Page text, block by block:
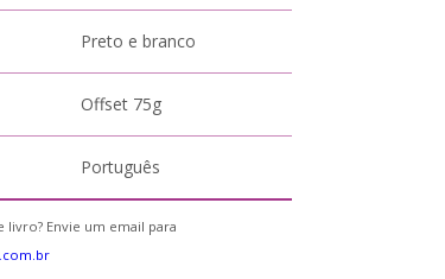
Preto e branco
Offset 75g
Português
Envie um email para